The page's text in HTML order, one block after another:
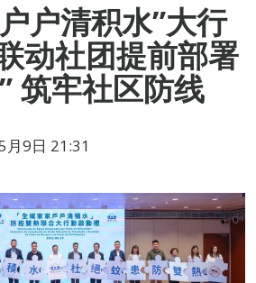
户清积水”大行
动社团提前部署
筑牢社区防线
月9日 21:31